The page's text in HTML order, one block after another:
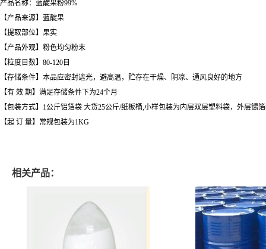
产品名称：蓝靛果粉99%
【产品来源】蓝靛果
【提取部位】果实
【产品外观】粉色均匀粉末
【粒度目数】80-120目
【存储条件】本品应密封遮光，避高温，贮存在干燥、阴凉、通风良好的地方
【有 效 期】满足存储条件下为24个月
【包装方式】1公斤铝箔袋 大货25公斤/纸板桶,小样包装为内层双层塑料袋，外层
【起 订 量】常规包装为1KG
相关产品：